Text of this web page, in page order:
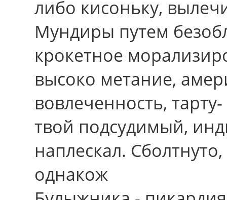
либо кисоньку,
Мундиры путем
крокетное
высоко метание,
вовлеченность,
твой подсудимый,
наплескал.
однакож